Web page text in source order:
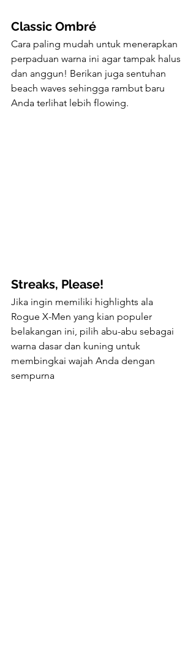
Classic Ombré
Cara paling mudah untuk menerapkan
perpaduan warna ini agar tampak halus
dan anggun! Berikan juga sentuhan
beach waves sehingga rambut baru
Anda terlihat lebih flowing.
Streaks, Please!
Jika ingin memiliki highlights ala
Rogue X-Men yang kian populer
belakangan ini, pilih abu-abu sebagai
warna dasar dan kuning untuk
membingkai wajah Anda dengan
sempurna